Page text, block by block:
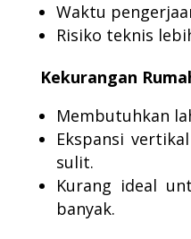
Waktu
Risiko teknis
Kekurangan
Membutuhkan
Ekspansi
sulit.
Kurang ideal
banyak.